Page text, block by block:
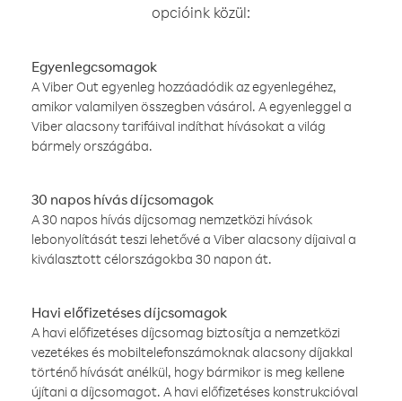
opcióink közül:
Egyenlegcsomagok
A Viber Out egyenleg hozzáadódik az egyenlegéhez,
amikor valamilyen összegben vásárol. A egyenleggel a
Viber alacsony tarifáival indíthat hívásokat a világ
bármely országába.
30 napos hívás díjcsomagok
A 30 napos hívás díjcsomag nemzetközi hívások
lebonyolítását teszi lehetővé a Viber alacsony díjaival a
kiválasztott célországokba 30 napon át.
Havi előfizetéses díjcsomagok
A havi előfizetéses díjcsomag biztosítja a nemzetközi
vezetékes és mobiltelefonszámoknak alacsony díjakkal
történő hívását anélkül, hogy bármikor is meg kellene
újítani a díjcsomagot. A havi előfizetéses konstrukcióval